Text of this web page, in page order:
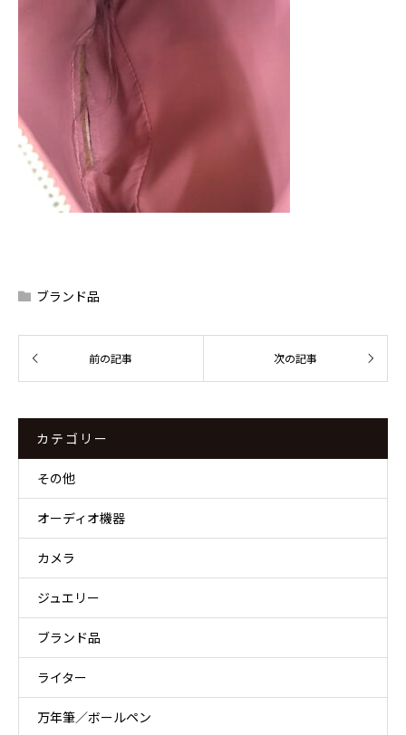
ブランド品
カテゴリー
その他
オーディオ機器
カメラ
ジュエリー
ブランド品
ライター
万年筆／ボールペン